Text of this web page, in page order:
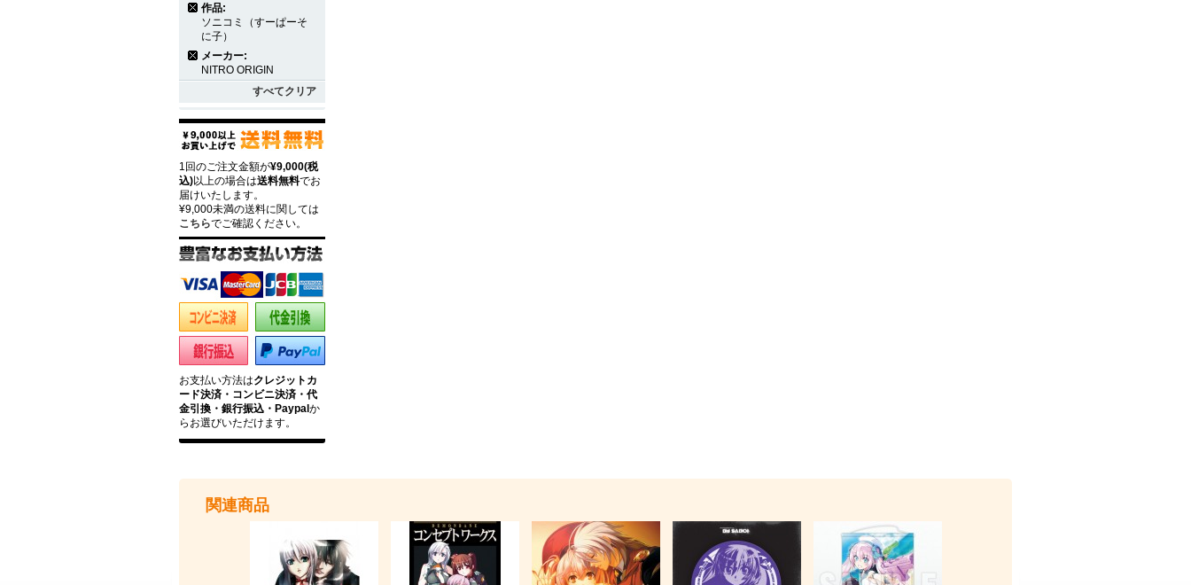
作品:
ソニコミ（すーぱーそ
に子）
メーカー:
NITRO ORIGIN
すべてクリア
1回のご注文金額が¥9,000(税
込)以上の場合は送料無料でお
届けいたします。
¥9,000未満の送料に関しては
こちらでご確認ください。
お支払い方法はクレジットカ
ード決済・コンビニ決済・代
金引換・銀行振込・Paypalか
らお選びいただけます。
関連商品